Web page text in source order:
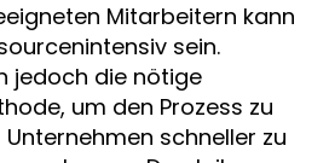
Mitarbeitern kann
sein.
jedoch die nötige
um den Prozess zu
schneller zu